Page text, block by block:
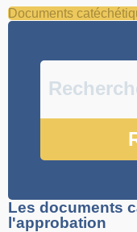
Documents
Les documents
l'approbation